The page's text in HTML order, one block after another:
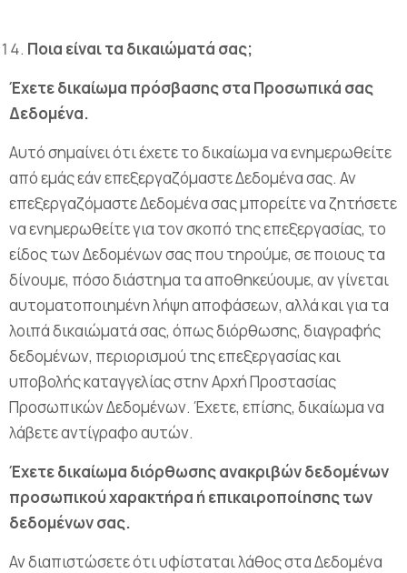
Ποια είναι τα δικαιώματά σας;
Έχετε δικαίωμα πρόσβασης στα Προσωπικά σας
Δεδομένα.
Αυτό σημαίνει ότι έχετε το δικαίωμα να ενημερωθείτε
από εμάς εάν επεξεργαζόμαστε Δεδομένα σας. Αν
επεξεργαζόμαστε Δεδομένα σας μπορείτε να ζητήσετε
να ενημερωθείτε για τον σκοπό της επεξεργασίας, το
είδος των Δεδομένων σας που τηρούμε, σε ποιους τα
δίνουμε, πόσο διάστημα τα αποθηκεύουμε, αν γίνεται
αυτοματοποιημένη λήψη αποφάσεων, αλλά και για τα
λοιπά δικαιώματά σας, όπως διόρθωσης, διαγραφής
δεδομένων, περιορισμού της επεξεργασίας και
υποβολής καταγγελίας στην Αρχή Προστασίας
Προσωπικών Δεδομένων. Έχετε, επίσης, δικαίωμα να
λάβετε αντίγραφο αυτών.
Έχετε δικαίωμα διόρθωσης ανακριβών δεδομένων
προσωπικού χαρακτήρα ή επικαιροποίησης των
δεδομένων σας.
Αν διαπιστώσετε ότι υφίσταται λάθος στα Δεδομένα